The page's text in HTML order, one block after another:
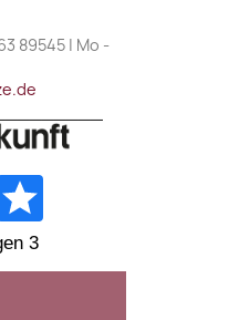
89545 | Mo -